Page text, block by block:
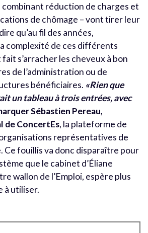
réduction de charges et
de chômage – vont tirer leur
qu’au fil des années,
complexité de ces différents
s’arracher les cheveux à bon
de l’administration ou de
bénéficiaires. «Rien que
un tableau à trois entrées, avec
Sébastien Pereau,
de ConcertEs, la plateforme de
représentatives de
Ce fouillis va donc disparaître pour
que le cabinet d’Éliane
wallon de l’Emploi, espère plus
à utiliser.